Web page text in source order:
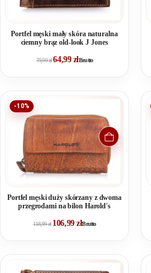
Portfel męski mały skóra naturalna
ciemny brąz old-look J Jones
79,99zł64,99 złBrutto
-10%
Portfel męski duży skórzany z dwoma
przegrodami na bilon Harold's
118,99zł 106,99złBrutto